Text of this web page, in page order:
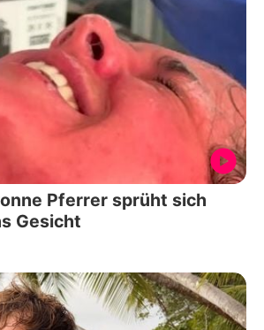
Pferrer sprüht sich
Gesicht